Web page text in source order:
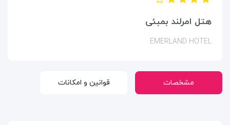
هتل امرلند بمبئی
EMERLAND HOTEL
مشخصات قوانین و امکانات